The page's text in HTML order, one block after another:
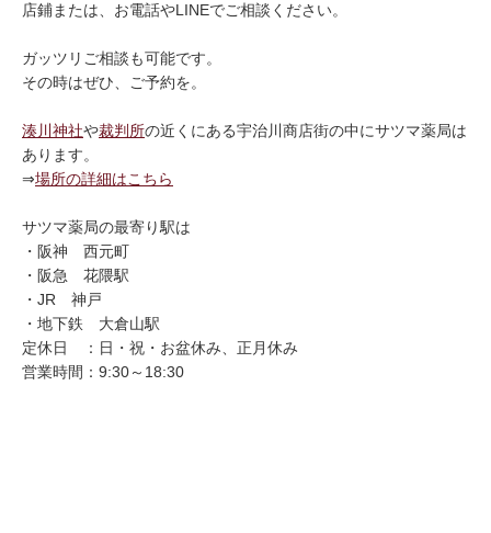
店鋪または、お電話やLINEでご相談ください。
ガッツリご相談も可能です。
その時はぜひ、ご予約を。
湊川神社や裁判所の近くにある宇治川商店街の中にサツマ薬局は
あります。
⇒場所の詳細はこちら
サツマ薬局の最寄り駅は
・阪神 西元町
・阪急 花隈駅
・JR 神戸
・地下鉄 大倉山駅
定休日 ：日・祝・お盆休み、正月休み
営業時間：9:30～18:30